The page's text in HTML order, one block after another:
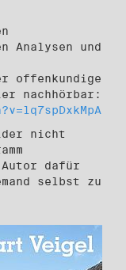
Analysen und
offenkundige
nachhörbar:
nicht
Autor dafür
selbst zu